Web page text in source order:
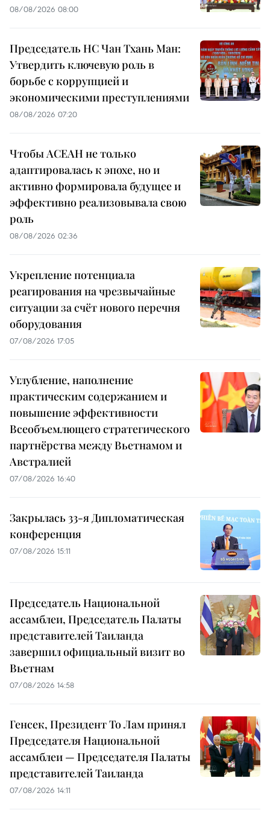
08/08/2026 08:00
Председатель НС Чан Тхань Ман:
Утвердить ключевую роль в
борьбе с коррупцией и
экономическими преступлениями
08/08/2026 07:20
Чтобы АСЕАН не только
адаптировалась к эпохе, но и
активно формировала будущее и
эффективно реализовывала свою
роль
08/08/2026 02:36
Укрепление потенциала
реагирования на чрезвычайные
ситуации за счёт нового перечня
оборудования
07/08/2026 17:05
Углубление, наполнение
практическим содержанием и
повышение эффективности
Всеобъемлющего стратегического
партнёрства между Вьетнамом и
Австралией
07/08/2026 16:40
Закрылась 33-я Дипломатическая
конференция
07/08/2026 15:11
Председатель Национальной
ассамблеи, Председатель Палаты
представителей Таиланда
завершил официальный визит во
Вьетнам
07/08/2026 14:58
Генсек, Президент То Лам принял
Председателя Национальной
ассамблеи — Председателя Палаты
представителей Таиланда
07/08/2026 14:11